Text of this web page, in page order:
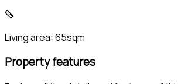
Living area: 65sqm
Property features